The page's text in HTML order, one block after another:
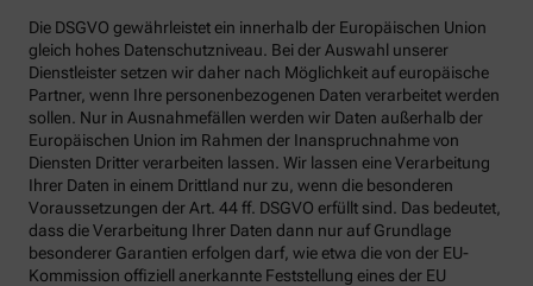
Die DSGVO gewährleistet ein innerhalb der Europäischen Union
gleich hohes Datenschutzniveau. Bei der Auswahl unserer
Dienstleister setzen wir daher nach Möglichkeit auf europäische
Partner, wenn Ihre personenbezogenen Daten verarbeitet werden
sollen. Nur in Ausnahmefällen werden wir Daten außerhalb der
Europäischen Union im Rahmen der Inanspruchnahme von
Diensten Dritter verarbeiten lassen. Wir lassen eine Verarbeitung
Ihrer Daten in einem Drittland nur zu, wenn die besonderen
Voraussetzungen der Art. 44 ff. DSGVO erfüllt sind. Das bedeutet,
dass die Verarbeitung Ihrer Daten dann nur auf Grundlage
besonderer Garantien erfolgen darf, wie etwa die von der EU-
Kommission offiziell anerkannte Feststellung eines der EU